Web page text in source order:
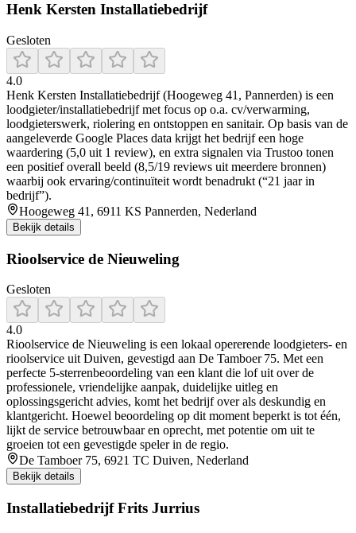
Henk Kersten Installatiebedrijf
Gesloten
4.0
Henk Kersten Installatiebedrijf (Hoogeweg 41, Pannerden) is een
loodgieter/installatiebedrijf met focus op o.a. cv/verwarming,
loodgieterswerk, riolering en ontstoppen en sanitair. Op basis van de
aangeleverde Google Places data krijgt het bedrijf een hoge
waardering (5,0 uit 1 review), en extra signalen via Trustoo tonen
een positief overall beeld (8,5/19 reviews uit meerdere bronnen)
waarbij ook ervaring/continuïteit wordt benadrukt (“21 jaar in
bedrijf”).
Hoogeweg 41, 6911 KS Pannerden, Nederland
Bekijk details
Rioolservice de Nieuweling
Gesloten
4.0
Rioolservice de Nieuweling is een lokaal opererende loodgieters- en
rioolservice uit Duiven, gevestigd aan De Tamboer 75. Met een
perfecte 5‑sterrenbeoordeling van een klant die lof uit over de
professionele, vriendelijke aanpak, duidelijke uitleg en
oplossingsgericht advies, komt het bedrijf over als deskundig en
klantgericht. Hoewel beoordeling op dit moment beperkt is tot één,
lijkt de service betrouwbaar en oprecht, met potentie om uit te
groeien tot een gevestigde speler in de regio.
De Tamboer 75, 6921 TC Duiven, Nederland
Bekijk details
Installatiebedrijf Frits Jurrius